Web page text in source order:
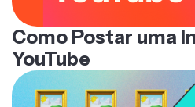
Como Postar uma
YouTube